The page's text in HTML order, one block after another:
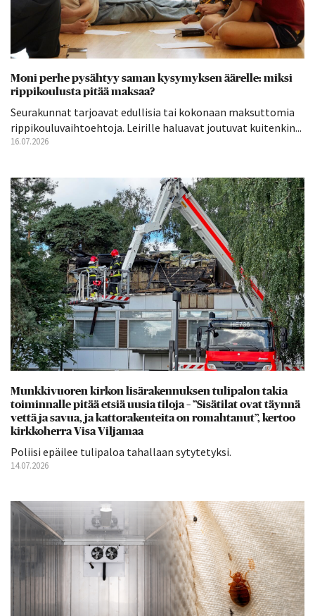
Moni perhe pysähtyy saman kysymyksen äärelle: miksi
rippikoulusta pitää maksaa?
Seurakunnat tarjoavat edullisia tai kokonaan maksuttomia
rippikouluvaihtoehtoja. Leirille haluavat joutuvat kuitenkin...
16.07.2026
Munkkivuoren kirkon lisärakennuksen tulipalon takia
toiminnalle pitää etsiä uusia tiloja – ”Sisätilat ovat täynnä
vettä ja savua, ja kattorakenteita on romahtanut”, kertoo
kirkkoherra Visa Viljamaa
Poliisi epäilee tulipaloa tahallaan sytytetyksi.
14.07.2026